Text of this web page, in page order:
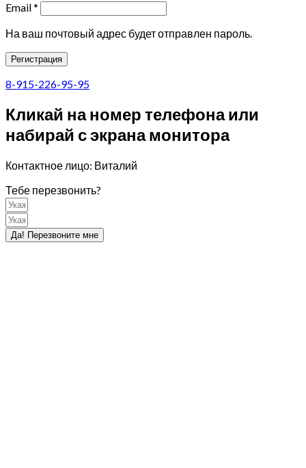
Email*
На ваш почтовый адрес будет отправлен пароль.
Регистрация
8-915-226-95-95
Кликай на номер телефона или
набирай с экрана монитора
Контактное лицо: Виталий
Тебе перезвонить?
Да! Перезвоните мне